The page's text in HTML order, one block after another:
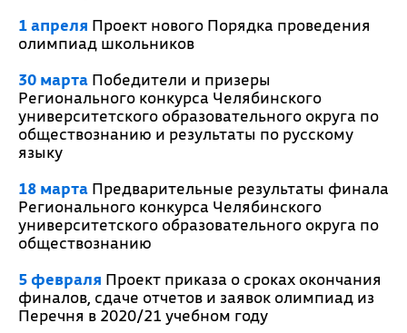
1 апреля Проект нового Порядка проведения
олимпиад школьников
30 мартаПобедители и призеры
Регионального конкурса Челябинского
университетского образовательного округа по
обществознанию и результаты по русскому
языку
18 мартаПредварительные результаты финала
Регионального конкурса Челябинского
университетского образовательного округа по
обществознанию
5 февраля Проект приказа о сроках окончания
финалов, сдаче отчетов и заявок олимпиад из
Перечня в 2020/21 учебном году